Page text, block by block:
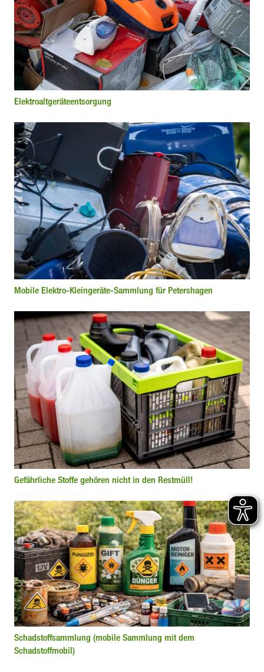
Elektroaltgeräteentsorgung
Mobile Elektro-Kleingeräte-Sammlung für Petershagen
Gefährliche Stoffe gehören nicht in den Restmüll!
Schadstoffsammlung (mobile Sammlung mit dem
Schadstoffmobil)